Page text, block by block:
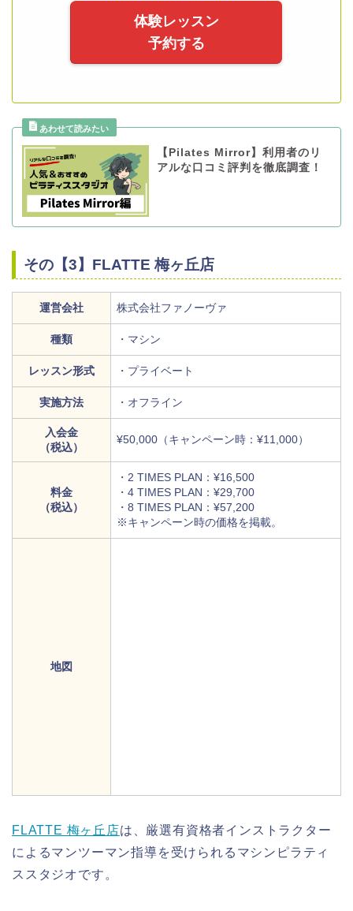
体験レッスン
予約する
【Pilates Mirror】利用者のリ
アルな口コミ評判を徹底調査！
その【3】FLATTE 梅ヶ丘店
運営会社 株式会社ファノーヴァ
種類 ・マシン
レッスン形式 ・プライベート
実施方法 ・オフライン
入会金
（税込）
¥50,000（キャンペーン時：¥11,000）
料金
（税込）
・2 TIMES PLAN：¥16,500
・4 TIMES PLAN：¥29,700
・8 TIMES PLAN：¥57,200
※キャンペーン時の価格を掲載。
地図
FLATTE 梅ヶ丘店は、厳選有資格者インストラクター
によるマンツーマン指導を受けられるマシンピラティ
ススタジオです。